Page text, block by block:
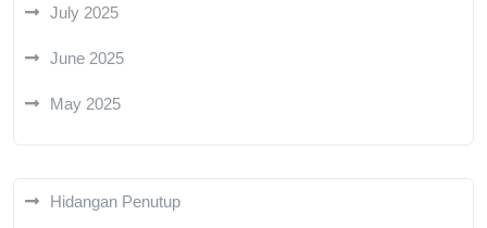
July 2025
June 2025
May 2025
Hidangan Penutup